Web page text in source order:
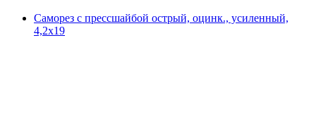
Саморез с прессшайбой острый, оцинк., усиленный,
4,2х19